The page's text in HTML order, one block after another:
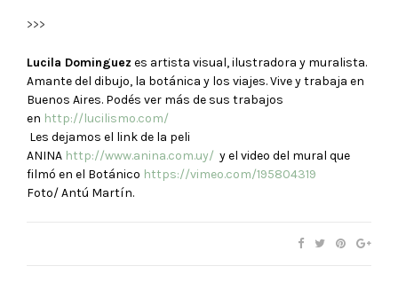
>>>
Lucila Dominguez es artista visual, ilustradora y muralista.
Amante del dibujo, la botánica y los viajes. Vive y trabaja en
Buenos Aires. Podés ver más de sus trabajos
en http://lucilismo.com/
Les dejamos el link de la peli
ANINA http://www.anina.com.uy/ y el video del mural que
filmó en el Botánico https://vimeo.com/195804319
Foto/ Antú Martín.